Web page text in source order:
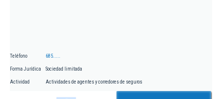
Teléfono 685.....
Forma Jurídica Sociedad limitada
Actividad Actividades de agentes y corredores de seguros